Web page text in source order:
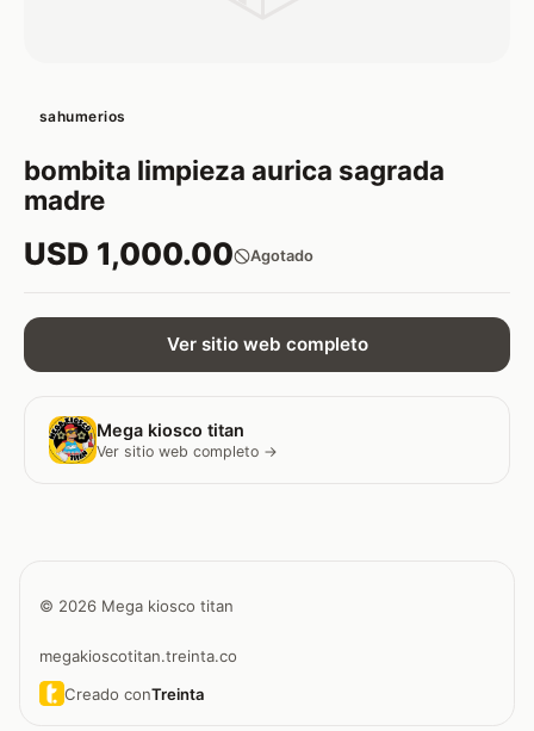
sahumerios
bombita limpieza aurica sagrada
madre
USD 1,000.00 Agotado
Ver sitio web completo
Mega kiosco titan
Ver sitio web completo →
© 2026 Mega kiosco titan
megakioscotitan.treinta.co
Creado conTreinta